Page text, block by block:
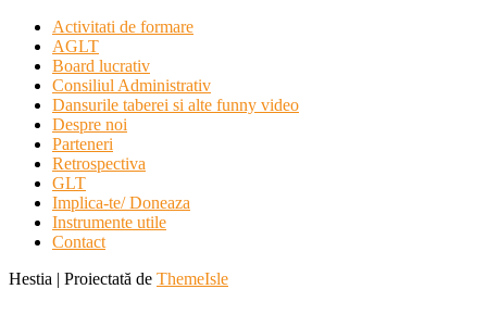
Activitati de formare
AGLT
Board lucrativ
Consiliul Administrativ
Dansurile taberei si alte funny video
Despre noi
Parteneri
Retrospectiva
GLT
Implica-te/ Doneaza
Instrumente utile
Contact
Hestia | Proiectată de ThemeIsle